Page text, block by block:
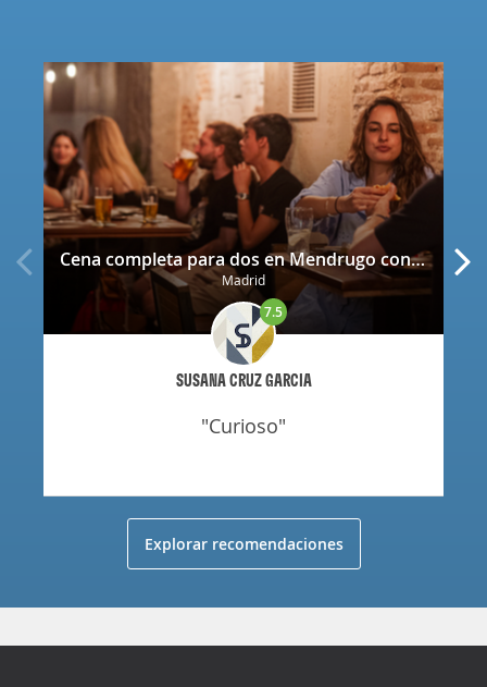
Cena completa para dos en Mendrugo con cerveza artesana incluida
Madrid
SUSANA CRUZ GARCIA
7.5
"curioso"
Explorar recomendaciones